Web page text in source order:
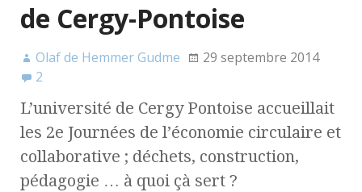
de Cergy-Pontoise
Olaf de Hemmer Gudme
29 septembre 2014
2
L’université de Cergy Pontoise accueillait
les 2e Journées de l’économie circulaire et
collaborative ; déchets, construction,
pédagogie … à quoi çà sert ?